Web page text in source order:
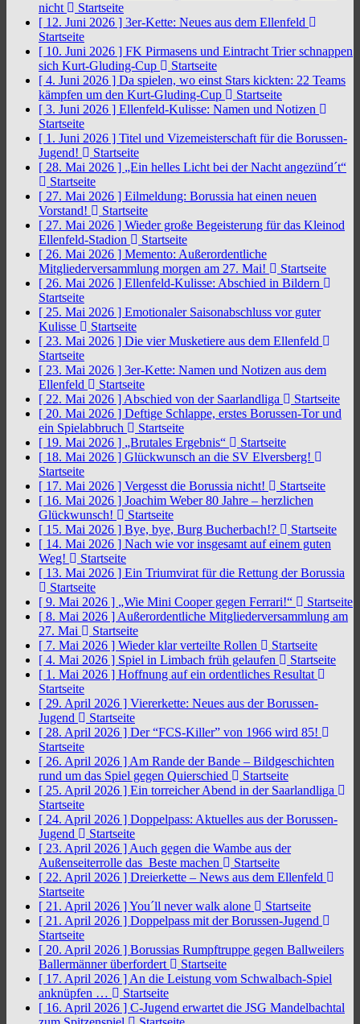
nicht
Startseite
[ 12. Juni 2026 ] 3er-Kette: Neues aus dem Ellenfeld
Startseite
[ 10. Juni 2026 ] FK Pirmasens und Eintracht Trier schnappen
sich Kurt-Gluding-Cup
Startseite
[ 4. Juni 2026 ] Da spielen, wo einst Stars kickten: 22 Teams
kämpfen um den Kurt-Gluding-Cup
Startseite
[ 3. Juni 2026 ] Ellenfeld-Kulisse: Namen und Notizen
Startseite
[ 1. Juni 2026 ] Titel und Vizemeisterschaft für die Borussen-
Jugend!
Startseite
[ 28. Mai 2026 ] „Ein helles Licht bei der Nacht angezünd´t“
Startseite
[ 27. Mai 2026 ] Eilmeldung: Borussia hat einen neuen
Vorstand!
Startseite
[ 27. Mai 2026 ] Wieder große Begeisterung für das Kleinod
Ellenfeld-Stadion
Startseite
[ 26. Mai 2026 ] Memento: Außerordentliche
Mitgliederversammlung morgen am 27. Mai!
Startseite
[ 26. Mai 2026 ] Ellenfeld-Kulisse: Abschied in Bildern
Startseite
[ 25. Mai 2026 ] Emotionaler Saisonabschluss vor guter
Kulisse
Startseite
[ 23. Mai 2026 ] Die vier Musketiere aus dem Ellenfeld
Startseite
[ 23. Mai 2026 ] 3er-Kette: Namen und Notizen aus dem
Ellenfeld
Startseite
[ 22. Mai 2026 ] Abschied von der Saarlandliga
Startseite
[ 20. Mai 2026 ] Deftige Schlappe, erstes Borussen-Tor und
ein Spielabbruch
Startseite
[ 19. Mai 2026 ] „Brutales Ergebnis“
Startseite
[ 18. Mai 2026 ] Glückwunsch an die SV Elversberg!
Startseite
[ 17. Mai 2026 ] Vergesst die Borussia nicht!
Startseite
[ 16. Mai 2026 ] Joachim Weber 80 Jahre – herzlichen
Glückwunsch!
Startseite
[ 15. Mai 2026 ] Bye, bye, Burg Bucherbach!?
Startseite
[ 14. Mai 2026 ] Nach wie vor insgesamt auf einem guten
Weg!
Startseite
[ 13. Mai 2026 ] Ein Triumvirat für die Rettung der Borussia
Startseite
[ 9. Mai 2026 ] „Wie Mini Cooper gegen Ferrari!“
Startseite
[ 8. Mai 2026 ] Außerordentliche Mitgliederversammlung am
27. Mai
Startseite
[ 7. Mai 2026 ] Wieder klar verteilte Rollen
Startseite
[ 4. Mai 2026 ] Spiel in Limbach früh gelaufen
Startseite
[ 1. Mai 2026 ] Hoffnung auf ein ordentliches Resultat
Startseite
[ 29. April 2026 ] Viererkette: Neues aus der Borussen-
Jugend
Startseite
[ 28. April 2026 ] Der “FCS-Killer” von 1966 wird 85!
Startseite
[ 26. April 2026 ] Am Rande der Bande – Bildgeschichten
rund um das Spiel gegen Quierschied
Startseite
[ 25. April 2026 ] Ein torreicher Abend in der Saarlandliga
Startseite
[ 24. April 2026 ] Doppelpass: Aktuelles aus der Borussen-
Jugend
Startseite
[ 23. April 2026 ] Auch gegen die Wambe aus der
Außenseiterrolle das Beste machen
Startseite
[ 22. April 2026 ] Dreierkette – News aus dem Ellenfeld
Startseite
[ 21. April 2026 ]You´ll never walk alone
Startseite
[ 21. April 2026 ] Doppelpass mit der Borussen-Jugend
Startseite
[ 20. April 2026 ] Borussias Rumpftruppe gegen Ballweilers
Ballermänner überfordert
Startseite
[ 17. April 2026 ] An die Leistung vom Schwalbach-Spiel
anknüpfen …
Startseite
[ 16. April 2026 ] C-Jugend erwartet die JSG Mandelbachtal